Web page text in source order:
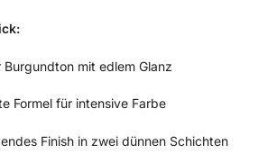
mit edlem Glanz
Formel für intensive Farbe
Finish in zwei dünnen Schichten